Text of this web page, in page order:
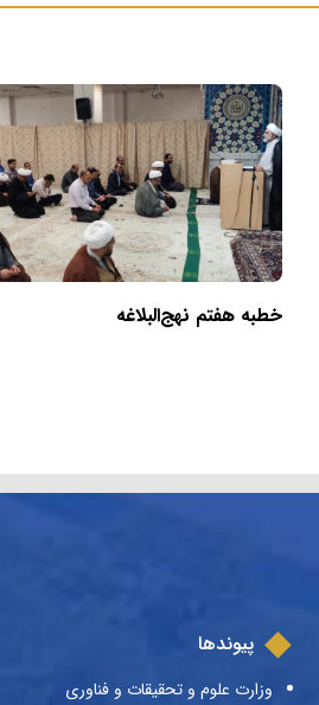
خطبه هفتم نهج‌البلاغه
پیوندها
وزارت علوم و تحقیقات و فناوری